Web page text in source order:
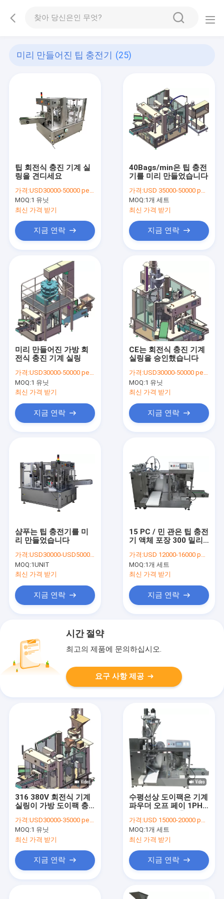
미리 만들어진 팁 충전기 (25)
팁 회전식 충진 기계 실
링을 견디세요
가격:USD30000-50000 per set
MOQ:1 유닛
최신 가격 받기
지금 연락
40Bags/min은 팁 충전
기를 미리 만들었습니다
가격:USD 35000-50000 per set
MOQ:1개 세트
최신 가격 받기
지금 연락
미리 만들어진 가방 회
전식 충진 기계 실링
가격:USD30000-50000 per set
MOQ:1 유닛
최신 가격 받기
지금 연락
CE는 회전식 충진 기계
실링을 승인했습니다
가격:USD30000-50000 per set
MOQ:1 유닛
최신 가격 받기
지금 연락
샴푸는 팁 충전기를 미
리 만들었습니다
가격:USD30000-USD50000 per unit
MOQ:1UNIT
최신 가격 받기
지금 연락
15 PC / 민 관은 팁 충전
기 액체 포장 300 밀리
만들었습니다
가격:USD 12000-16000 per set
MOQ:1개 세트
최신 가격 받기
지금 연락
시간 절약
최고의 제품에 문의하십시오.
요구 사항 제공
316 380V 회전식 기계
실링이 가방 도이팩 충
었습니다
가격:USD30000-35000 per set
MOQ:1 유닛
최신 가격 받기
지금 연락
수평선상 도이팩은 기계
파우더 오프 페이 1PH
팁을 미리 만들었습니다
가격:USD 15000-20000 per set
MOQ:1개 세트
최신 가격 받기
지금 연락